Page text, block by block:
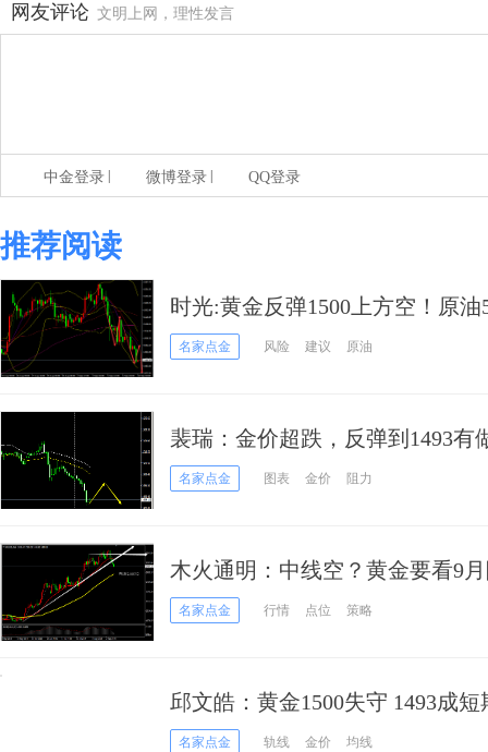
网友评论 文明上网，理性发言
中金登录 微博登录 QQ登录
推荐阅读
时光:黄金反弹1500上方空！原
名家点金 风险 建议 原油
裴瑞：金价超跌，反弹到1493有
名家点金 图表 金价 阻力
木火通明：中线空？黄金要看9
名家点金 行情 点位 策略
邱文皓：黄金1500失守 1493成
名家点金 轨线 金价 均线